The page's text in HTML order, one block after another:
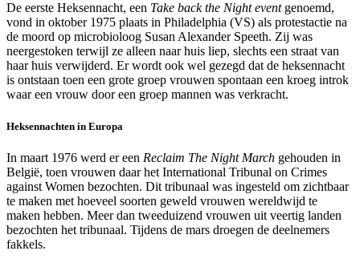
De eerste Heksennacht, een Take back the Night eventgenoemd,
vond in oktober 1975 plaats in Philadelphia (VS) als protestactie na
de moord op microbioloog Susan Alexander Speeth. Zij was
neergestoken terwijl ze alleen naar huis liep, slechts een straat van
haar huis verwijderd. Er wordt ook wel gezegd dat de heksennacht
is ontstaan toen een grote groep vrouwen spontaan een kroeg introk
waar een vrouw door een groep mannen was verkracht.
Heksennachten in Europa
In maart 1976 werd er een Reclaim The Night March gehouden in
België, toen vrouwen daar het International Tribunal on Crimes
against Women bezochten. Dit tribunaal was ingesteld om zichtbaar
te maken met hoeveel soorten geweld vrouwen wereldwijd te
maken hebben. Meer dan tweeduizend vrouwen uit veertig landen
bezochten het tribunaal. Tijdens de mars droegen de deelnemers
fakkels.